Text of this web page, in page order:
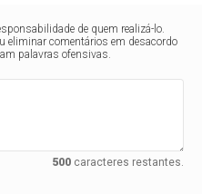
de quem realizá-lo.
eliminar comentários em desacordo
palavras ofensivas.
500caracteres restantes.